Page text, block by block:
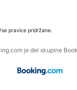
pravice pridržane.
je del skupine